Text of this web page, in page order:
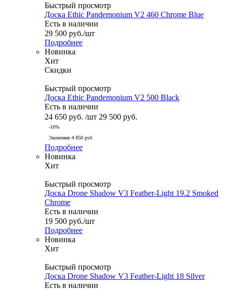
Быстрый просмотр
Доска Ethic Pandemonium V2 460 Chrome Blue
Есть в наличии
29 500 руб./шт
Подробнее
Новинка
Хит
Скидки
Быстрый просмотр
Доска Ethic Pandemonium V2 500 Black
Есть в наличии
24 650 руб. /шт 29 500 руб.
-16%
Экономия 4 850 руб.
Подробнее
Новинка
Хит
Быстрый просмотр
Доска Drone Shadow V3 Feather-Light 19.2 Smoked
Chrome
Есть в наличии
19 500 руб./шт
Подробнее
Новинка
Хит
Быстрый просмотр
Доска Drone Shadow V3 Feather-Light 18 Silver
Есть в наличии